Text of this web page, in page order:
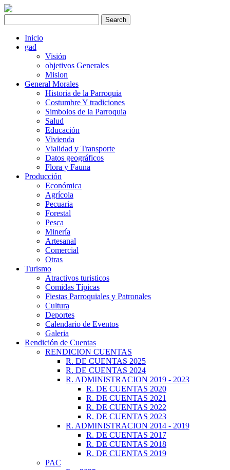
Inicio
gad
Visión
objetivos Generales
Mision
General Morales
Historia de la Parroquia
Costumbre Y tradiciones
Simbolos de la Parroquia
Salud
Educación
Vivienda
Vialidad y Transporte
Datos geográficos
Flora y Fauna
Producción
Económica
Agrícola
Pecuaria
Forestal
Pesca
Minería
Artesanal
Comercial
Otras
Turismo
Atractivos turisticos
Comidas Típicas
Fiestas Parroquiales y Patronales
Cultura
Deportes
Calendario de Eventos
Galeria
Rendición de Cuentas
RENDICION CUENTAS
R. DE CUENTAS 2025
R. DE CUENTAS 2024
R. ADMINISTRACION 2019 - 2023
R. DE CUENTAS 2020
R. DE CUENTAS 2021
R. DE CUENTAS 2022
R. DE CUENTAS 2023
R. ADMINISTRACION 2014 - 2019
R. DE CUENTAS 2017
R. DE CUENTAS 2018
R. DE CUENTAS 2019
PAC